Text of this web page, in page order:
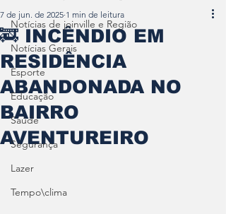
Notícias de joinville e Região
Notícias Gerais
Esporte
Educação
Saúde
Segurança
Lazer
Tempo\clima
🚒 INCÊNDIO EM
RESIDÊNCIA
ABANDONADA NO
BAIRRO
AVENTUREIRO
7 de jun. de 2025 1 min de leitura